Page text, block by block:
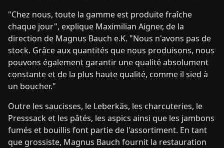
"Chez nous, toute la gamme est produite fraîche
chaque jour", explique Maximilian Aigner, de la
direction de Magnus Bauch e.K. "Nous n'avons pas de
stock. Grâce aux quantités que nous produisons, nous
pouvons également garantir une qualité absolument
constante et de la plus haute qualité, comme il sied à
un boucher."
Outre les saucisses, le Leberkäs, les charcuteries, le
Presssack et les pâtés, les aspics ainsi que les jambons
fumés et bouillis font partie de l'assortiment. En tant
que grossiste, Magnus Bauch fournit la restauration